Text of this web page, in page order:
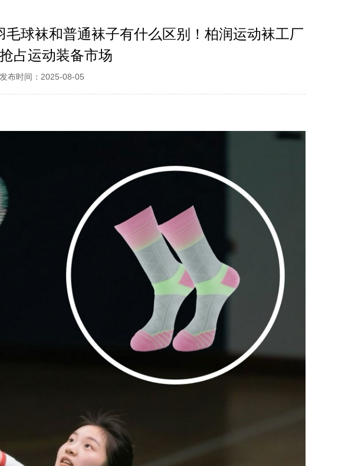
球袜和普通袜子有什么区别！柏润运动袜工厂
占运动装备市场
发布时间：2025-08-05